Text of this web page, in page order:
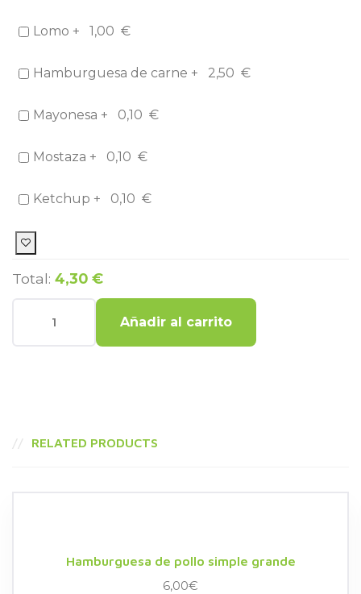
Lomo + 1,00 €
Hamburguesa de carne + 2,50 €
Mayonesa + 0,10 €
Mostaza + 0,10 €
Ketchup + 0,10 €
Total: 4,30 €
Añadir al carrito
RELATED PRODUCTS
Hamburguesa de pollo simple grande
6,00€